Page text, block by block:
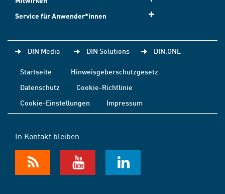
Service für Anwender*innen
DIN Media DIN Solutions DIN.ONE
Startseite
Hinweisgeberschutzgesetz
Datenschutz
Cookie-Richtlinie
Cookie-Einstellungen
Impressum
In Kontakt bleiben